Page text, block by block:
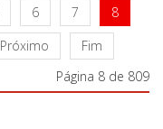
6 7
8
Próximo
Fim
Página 8 de 809